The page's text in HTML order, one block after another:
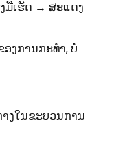
ມືເຮັດ → ສະແດງ
ງການກະທຳ, ບໍ່
ງໃນຂະບວນການ